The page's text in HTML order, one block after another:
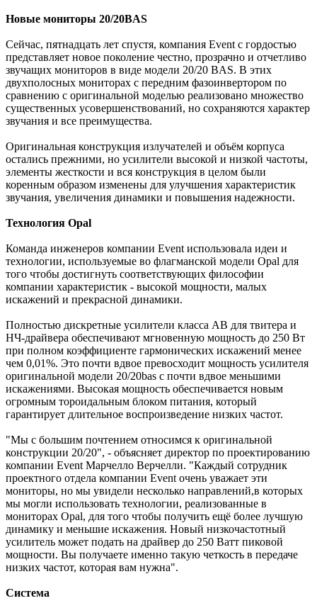
Новые мониторы 20/20BAS
Сейчас, пятнадцать лет спустя, компания Event с гордостью
представляет новое поколение честно, прозрачно и отчетливо
звучащих мониторов в виде модели 20/20 BAS. В этих
двухполосных мониторах с передним фазоинвертором по
сравнению с оригинальной моделью реализовано множество
существенных усовершенствований, но сохраняются характер
звучания и все преимущества.
Оригинальная конструкция излучателей и объём корпуса
остались прежними, но усилители высокой и низкой частоты,
элементы жесткости и вся конструкция в целом были
коренным образом изменены для улучшения характеристик
звучания, увеличения динамики и повышения надежности.
Технология Opal
Команда инженеров компании Event использовала идеи и
технологии, используемые во флагманской модели Opal для
того чтобы достигнуть соответствующих философии
компании характеристик - высокой мощности, малых
искажений и прекрасной динамики.
Полностью дискретные усилители класса АВ для твитера и
НЧ-драйвера обеспечивают мгновенную мощность до 250 Вт
при полном коэффициенте гармонических искажений менее
чем 0,01%. Это почти вдвое превосходит мощность усилителя
оригинальной модели 20/20bas с почти вдвое меньшими
искажениями. Высокая мощность обеспечивается новым
огромным тороидальным блоком питания, который
гарантирует длительное воспроизведение низких частот.
"Мы с большим почтением относимся к оригинальной
конструкции 20/20", - объясняет директор по проектированию
компании Event Марчелло Верчелли. "Каждый сотрудник
проектного отдела компании Event очень уважает эти
мониторы, но мы увидели несколько направлений,в которых
мы могли иcпользовать технологии, реализованные в
мониторах Opal, для того чтобы получить ещё более лучшую
динамику и меньшие искажения. Новый низкочастотный
усилитель может подать на драйвер до 250 Ватт пиковой
мощности. Вы получаете именно такую четкость в передаче
низких частот, которая вам нужна".
Система